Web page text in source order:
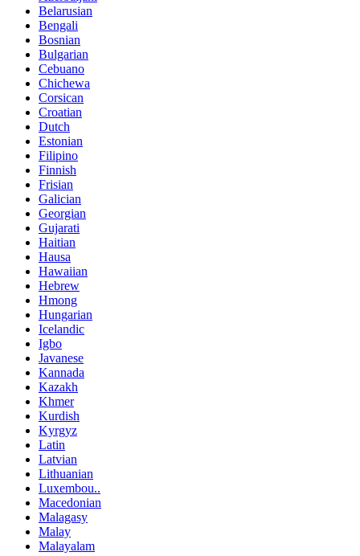
Belarusian
Bengali
Bosnian
Bulgarian
Cebuano
Chichewa
Corsican
Croatian
Dutch
Estonian
Filipino
Finnish
Frisian
Galician
Georgian
Gujarati
Haitian
Hausa
Hawaiian
Hebrew
Hmong
Hungarian
Icelandic
Igbo
Javanese
Kannada
Kazakh
Khmer
Kurdish
Kyrgyz
Latin
Latvian
Lithuanian
Luxembou..
Macedonian
Malagasy
Malay
Malayalam